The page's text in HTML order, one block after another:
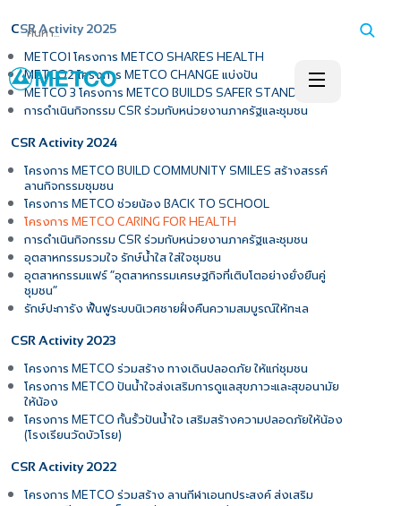
CSR Activity 2025
METCO1 โครงการ METCO SHARES HEALTH
METCO2โครงการ METCO CHANGE แบ่งปัน
METCO 3 โครงการ METCO BUILDS SAFER STANDS
การดำเนินกิจกรรม CSR ร่วมกับหน่วยงานภาครัฐและชุมชน
CSR Activity 2024
โครงการ METCO BUILD COMMUNITY SMILES สร้างสรรค์
ลานกิจกรรมชุมชน
โครงการ METCO ช่วยน้อง BACK TO SCHOOL
โครงการ METCO CARING FOR HEALTH
การดำเนินกิจกรรม CSR ร่วมกับหน่วยงานภาครัฐและชุมชน
อุตสาหกรรมรวมใจ รักษ์น้ำใสใส่ใจชุมชน
อุตสาหกรรมแฟร์ “อุตสาหกรรมเศรษฐกิจที่เติบโตอย่างยั่งยืนคู่
ชุมชน”
รักษ์ปะการัง ฟื้นฟูระบบนิเวศชายฝั่งคืนความสมบูรณ์ให้ทะเล
CSR Activity 2023
โครงการ METCO ร่วมสร้าง ทางเดินปลอดภัย ให้แก่ชุมชน
โครงการ METCO ปันน้ำใจส่งเสริมการดูแลสุขภาวะและสุขอนามัย
ให้น้อง
โครงการ METCO กั้นรั้วปันน้ำใจ เสริมสร้างความปลอดภัยให้น้อง
(โรงเรียนวัดบัวโรย)
CSR Activity 2022
โครงการ METCO ร่วมสร้าง ลานกีฬาเอนกประสงค์ส่งเสริม